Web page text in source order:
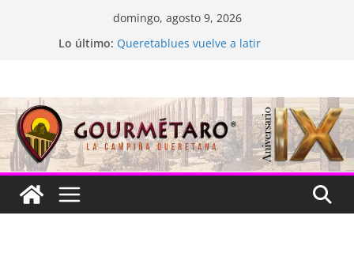
domingo, agosto 9, 2026
Lo último: Queretablues vuelve a latir
Cascada Cueva Longa